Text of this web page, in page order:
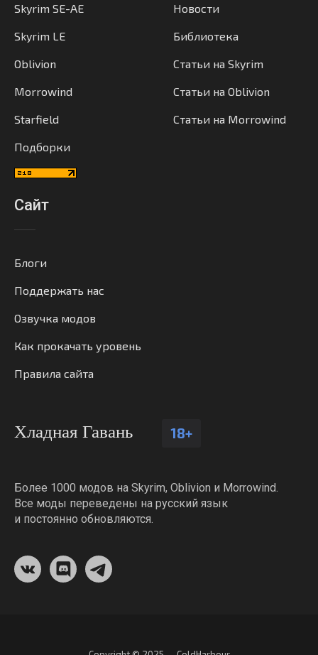
Skyrim SE-AE
Skyrim LE
Oblivion
Morrowind
Starfield
Подборки
Новости
Библиотека
Статьи на Skyrim
Статьи на Oblivion
Статьи на Morrowind
Сайт
Блоги
Поддержать нас
Озвучка модов
Как прокачать уровень
Правила сайта
Хладная Гавань 18+
Более 1000 модов на Skyrim, Oblivion и Morrowind.
Все моды переведены на русский язык
и постоянно обновляются.